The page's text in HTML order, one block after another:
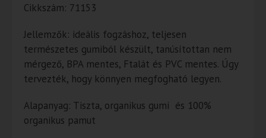
Cikkszám: 71153
Jellemzők: ideális fogzáshoz, teljesen
természetes gumiból készült, tanúsítottan nem
mérgező, BPA mentes, Ftalát és PVC mentes. Úgy
tervezték, hogy könnyen megfogható legyen.
Alapanyag: Tiszta, organikus gumi és 100%
organikus pamut